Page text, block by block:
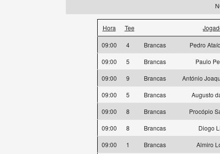
Hora Tee
09:00 4 Brancas
Pedro
09:00
5 Brancas
Paulo
09:00
9 Brancas
António
09:00
5 Brancas
Augusto
09:00
8 Brancas
Procópio
09:00
8 Brancas
Diogo
09:00
1 Brancas
Almiro